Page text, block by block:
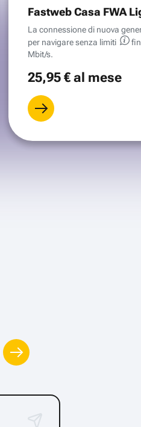
Fastweb Casa FWA
La connessione di nuova
per navigare senza limiti
Mbit/s.
25,95 €al mese